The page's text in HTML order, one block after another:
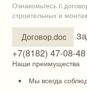
Ознакомьтесь c
строительных и
Договор.doc
+7(8182) 47-08-48
Наши преимущества
Мы всегда